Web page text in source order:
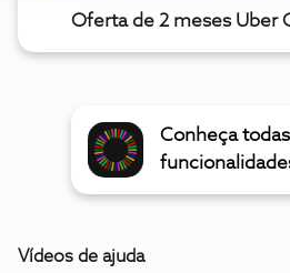
Oferta de 2 meses Uber
Conheça
Vídeos de ajuda